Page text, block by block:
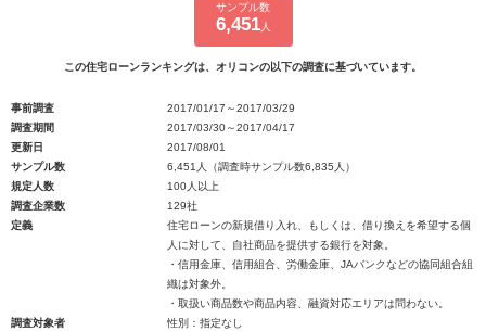
サンプル数
6,451人
この住宅ローンランキングは、オリコンの以下の調査に基づいています。
事前調査
2017/01/17～2017/03/29
調査期間
2017/03/30～2017/04/17
更新日
2017/08/01
サンプル数
6,451人（調査時サンプル数6,835人）
規定人数
100人以上
調査企業数
129社
定義
住宅ローンの新規借り入れ、もしくは、借り換えを希望する個
人に対して、自社商品を提供する銀行を対象。
・信用金庫、信用組合、労働金庫、JAバンクなどの協同組合組
織は対象外。
・取扱い商品数や商品内容、融資対応エリアは問わない。
調査対象者
性別：指定なし